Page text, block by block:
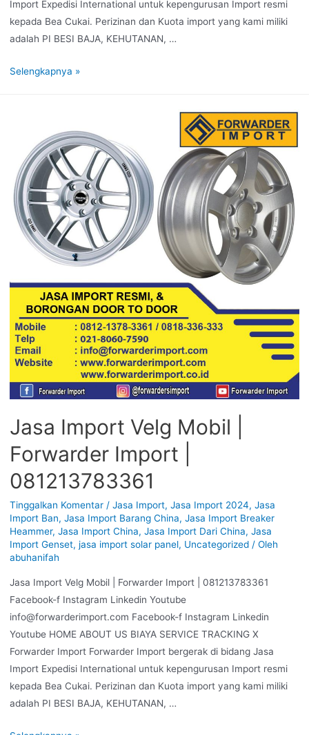
Import Expedisi International untuk kepengurusan Import resmi
kepada Bea Cukai. Perizinan dan Kuota import yang kami miliki
adalah PI BESI BAJA, KEHUTANAN, …
Selengkapnya »
Jasa Import Velg Mobil |
Forwarder Import |
081213783361
Tinggalkan Komentar / Jasa Import, Jasa Import 2024, Jasa
Import Ban, Jasa Import Barang China, Jasa Import Breaker
Heammer, Jasa Import China, Jasa Import Dari China, Jasa
Import Genset, jasa import solar panel, Uncategorized/ Oleh
abuhanifah
Jasa Import Velg Mobil | Forwarder Import | 081213783361
Facebook-f Instagram Linkedin Youtube
info@forwarderimport.com Facebook-f Instagram Linkedin
Youtube HOME ABOUT US BIAYA SERVICE TRACKING X
Forwarder Import Forwarder Import bergerak di bidang Jasa
Import Expedisi International untuk kepengurusan Import resmi
kepada Bea Cukai. Perizinan dan Kuota import yang kami miliki
adalah PI BESI BAJA, KEHUTANAN, …